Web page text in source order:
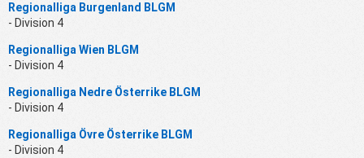
Regionalliga Burgenland BLGM
- Division 4
Regionalliga Wien BLGM
- Division 4
Regionalliga Nedre Österrike BLGM
- Division 4
Regionalliga Övre Österrike BLGM
- Division 4